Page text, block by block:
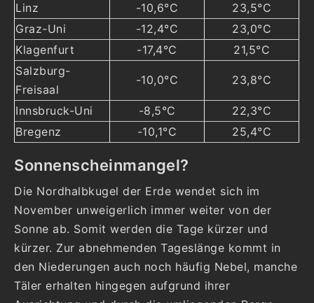
Linz
-10,6°C
23,5°C
Graz-Uni
-12,4°C
23,0°C
Klagenfurt
-17,4°C
21,5°C
Salzburg-
Freisaal
-10,0°C 23,8°C
Innsbruck-Uni -8,5°C
22,3°C
Bregenz
-10,1°C 25,4°C
Sonnenscheinmangel?
Die Nordhalbkugel der Erde wendet sich im
November unweigerlich immer weiter von der
Sonne ab. Somit werden die Tage kürzer und
kürzer. Zur abnehmenden Tageslänge kommt in
den Niederungen auch noch häufig Nebel, manche
Täler erhalten hingegen aufgrund ihrer